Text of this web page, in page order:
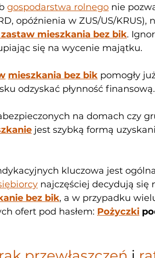
gospodarstwa rolnego nie
opóźnienia w ZUS/US/KRUS),
mieszkania bez bik.
się na wycenie majątku.
mieszkania bez bik pomogły
odzyskać płynność finansową.
na domach czy
jest szybką formą
kluczowa jest
najczęściej decydują się
bez bik, a w przypadku
ofert pod hasłem: Pożyczki